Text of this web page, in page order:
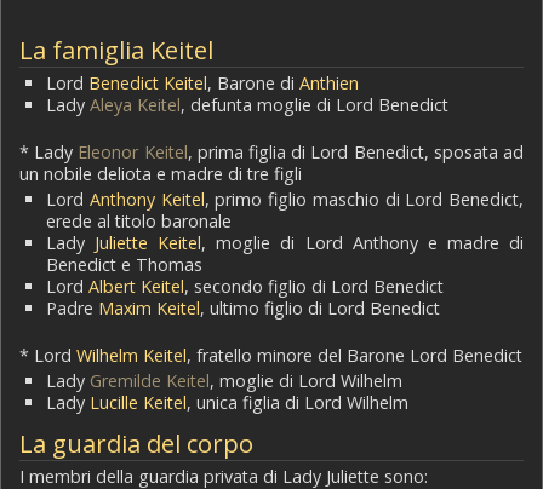
La famiglia Keitel
Lord Benedict Keitel, Barone di Anthien
Lady Aleya Keitel, defunta moglie di Lord Benedict
* Lady Eleonor Keitel, prima figlia di Lord Benedict, sposata ad
un nobile deliota e madre di tre figli
Lord Anthony Keitel, primo figlio maschio di Lord Benedict,
erede al titolo baronale
Lady Juliette Keitel, moglie di Lord Anthony e madre di
Benedict e Thomas
Lord Albert Keitel, secondo figlio di Lord Benedict
Padre Maxim Keitel, ultimo figlio di Lord Benedict
* Lord Wilhelm Keitel, fratello minore del Barone Lord Benedict
Lady Gremilde Keitel, moglie di Lord Wilhelm
Lady Lucille Keitel, unica figlia di Lord Wilhelm
La guardia del corpo
I membri della guardia privata di Lady Juliette sono: